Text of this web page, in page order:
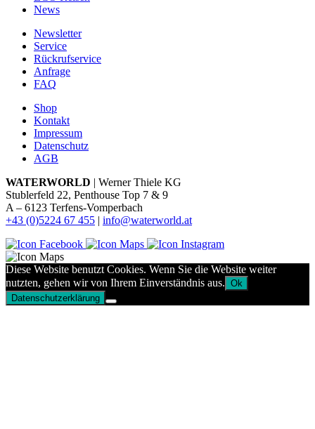
News
Newsletter
Service
Rückrufservice
Anfrage
FAQ
Shop
Kontakt
Impressum
Datenschutz
AGB
WATERWORLD | Werner Thiele KG
Stublerfeld 22, Penthouse Top 7 & 9
A – 6123 Terfens-Vomperbach
+43 (0)5224 67 455 | info@waterworld.at
Diese Website benutzt Cookies. Wenn Sie die Website weiter
nutzten, gehen wir von Ihrem Einverständnis aus. Ok
Datenschutzerklärung